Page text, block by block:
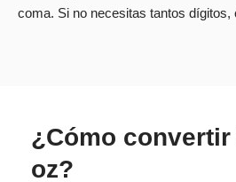
coma. Si no necesitas tantos dígitos,
¿Cómo convertir
oz?